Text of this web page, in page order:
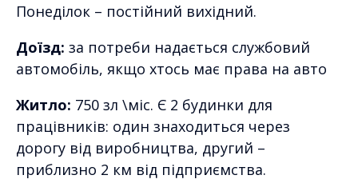
Понеділок – постійний вихідний.
Доїзд: за потреби надається службовий
автомобіль, якщо хтось має права на авто
Житло: 750 зл \міс. Є 2 будинки для
працівників: один знаходиться через
дорогу від виробництва, другий –
приблизно 2 км від підприємства.